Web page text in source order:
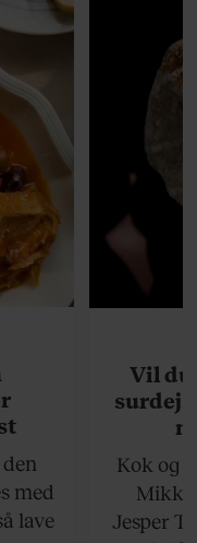
med
lave
Vil du
Kok og
Jesper